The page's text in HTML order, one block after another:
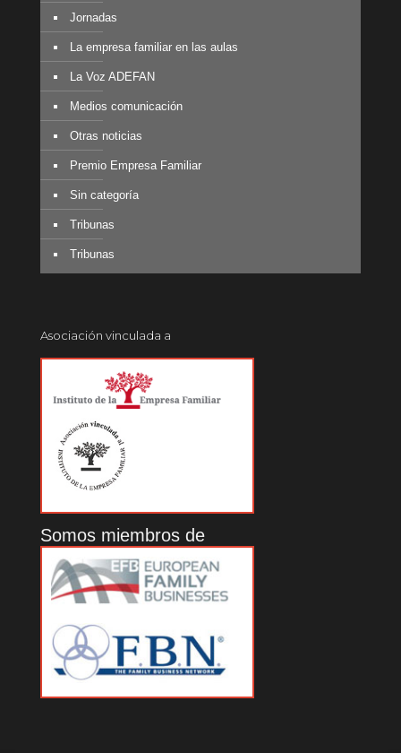
Jornadas
La empresa familiar en las aulas
La Voz ADEFAN
Medios comunicación
Otras noticias
Premio Empresa Familiar
Sin categoría
Tribunas
Tribunas
Asociación vinculada a
Somos miembros de